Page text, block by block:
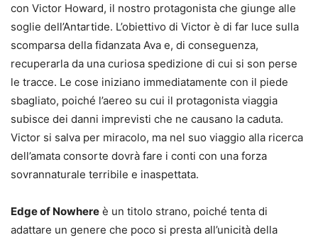
con Victor Howard, il nostro protagonista che giunge alle
soglie dell’Antartide. L’obiettivo di Victor è di far luce sulla
scomparsa della fidanzata Ava e, di conseguenza,
recuperarla da una curiosa spedizione di cui si son perse
le tracce. Le cose iniziano immediatamente con il piede
sbagliato, poiché l’aereo su cui il protagonista viaggia
subisce dei danni imprevisti che ne causano la caduta.
Victor si salva per miracolo, ma nel suo viaggio alla ricerca
dell’amata consorte dovrà fare i conti con una forza
sovrannaturale terribile e inaspettata.
Edge of Nowhere è un titolo strano, poiché tenta di
adattare un genere che poco si presta all’unicità della